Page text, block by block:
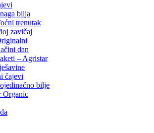
bilja
trenutak
zavičaj
dan
– Agristar
čajevi
bilje
Organic